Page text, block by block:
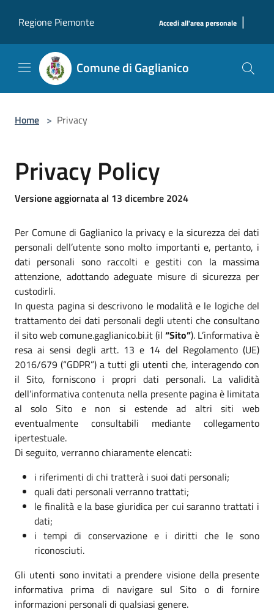
Regione Piemonte
Accedi all'area personale |
Comune di Gaglianico
Home > Privacy
Privacy Policy
Versione aggiornata al 13 dicembre 2024
Per Comune di Gaglianico la privacy e la sicurezza dei dati
personali dell’utente sono molto importanti e, pertanto, i
dati personali sono raccolti e gestiti con la massima
attenzione, adottando adeguate misure di sicurezza per
custodirli.
In questa pagina si descrivono le modalità e le logiche del
trattamento dei dati personali degli utenti che consultano
il sito web comune.gaglianico.bi.it (il “Sito”). L’informativa è
resa ai sensi degli artt. 13 e 14 del Regolamento (UE)
2016/679 (“GDPR”) a tutti gli utenti che, interagendo con
il Sito, forniscono i propri dati personali. La validità
dell’informativa contenuta nella presente pagina è limitata
al solo Sito e non si estende ad altri siti web
eventualmente consultabili mediante collegamento
ipertestuale.
Di seguito, verranno chiaramente elencati:
i riferimenti di chi tratterà i suoi dati personali;
quali dati personali verranno trattati;
le finalità e la base giuridica per cui saranno trattati i
dati;
i tempi di conservazione e i diritti che le sono
riconosciuti.
Gli utenti sono invitati a prendere visione della presente
informativa prima di navigare sul Sito o di fornire
informazioni personali di qualsiasi genere.